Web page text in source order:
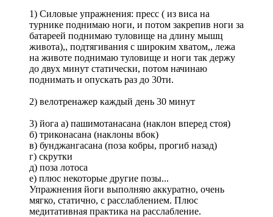
1) Силовые упражнения: пресс ( из виса на
турнике поднимаю ноги, и потом закрепив ноги за
батареей поднимаю туловище на длину мышц
живота),, подтягивания с широким хватом,, лежа
на животе поднимаю туловище и ноги так держу
до двух минут статически, потом начинаю
поднимать и опускать раз до 30ти.
2) велотренажер каждый день 30 минут
3) йога а) пашимотанасана (наклон вперед стоя)
б) триконасана (наклоны вбок)
в) бунджангасана (поза кобры, прогиб назад)
г) скрутки
д) поза лотоса
е) плюс некоторые другие позы...
Упражнения йоги выполняю аккуратно, очень
мягко, статично, с расслаблением. Плюс
медитативная практика на расслабление.